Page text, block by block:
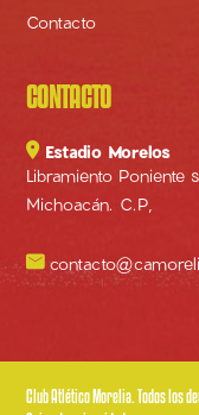
Contacto
CONTACTO
 Estadio Morelos
Libramiento Poniente
Michoacán. C.P,

Club Atlético Morelia. Todos los